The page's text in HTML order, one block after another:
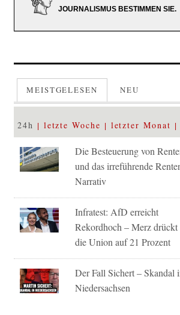
JOURNALISMUS BESTIMMEN SIE.
MEISTGELESEN NEU
24h letzte Woche letzter Monat
Die Besteuerung von
und das irreführende
Narrativ
Infratest: AfD erreicht
Rekordhoch – Merz drückt
die Union auf 21 Prozent
Der Fall Sichert – Skandal
Niedersachsen